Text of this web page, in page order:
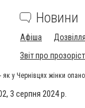
Новини
Афіша Дозвілля
Звіт про
у Чернівцях жінки
3 серпня 2024 р.